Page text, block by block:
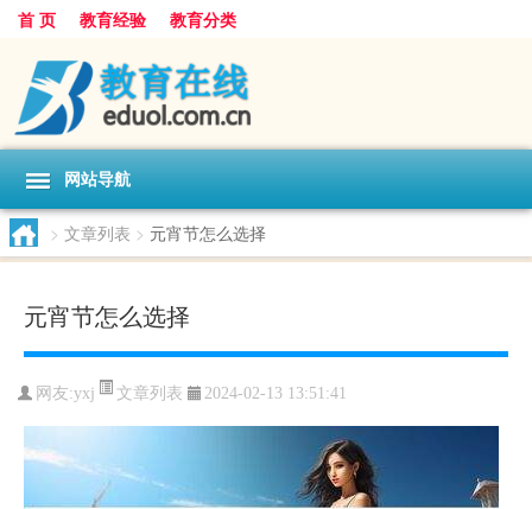
首 页 教育经验 教育分类
网站导航
> 文章列表 > 元宵节怎么选择
元宵节怎么选择
网友:yxj 文章列表 2024-02-13 13:51:41